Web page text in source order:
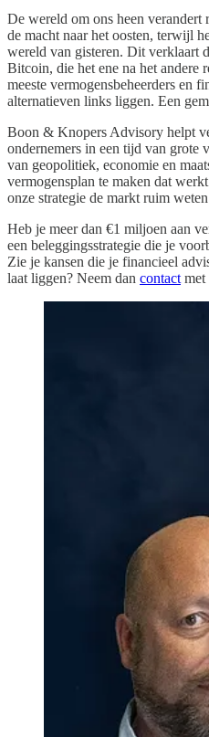
De wereld om ons heen
de macht naar het oosten, terwijl
wereld van gisteren. Dit verklaart
Bitcoin, die het ene na het andere
meeste vermogensbeheerders en
alternatieven links liggen. Een
Boon & Knopers Advisory helpt
ondernemers in een tijd van grote
van geopolitiek, economie en
vermogensplan te maken dat
onze strategie de markt ruim
Heb je meer dan €1 miljoen aan
een beleggingsstrategie die je
Zie je kansen die je financieel
laat liggen? Neem dan contact met